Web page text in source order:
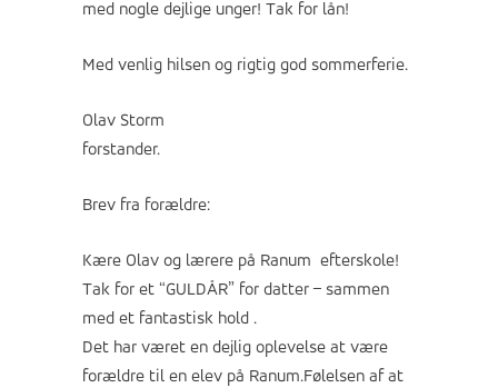
med nogle dejlige unger! Tak for lån!
Med venlig hilsen og rigtig god sommerferie.
Olav Storm
forstander.
Brev fra forældre:
Kære Olav og lærere på Ranum efterskole!
Tak for et “GULDÅR” for datter – sammen
med et fantastisk hold .
Det har været en dejlig oplevelse at være
forældre til en elev på Ranum.Følelsen af at